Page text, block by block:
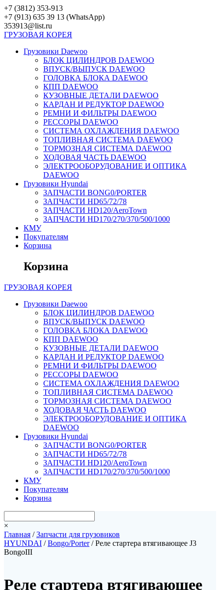
Перейти
к
контенту
+7 (3812) 353-913
+7 (913) 635 39 13 (WhatsApp)
353913@list.ru
ГРУЗОВАЯ КОРЕЯ
Грузовики Daewoo
БЛОК ЦИЛИНДРОВ DAEWOO
ВПУСК/ВЫПУСК DAEWOO
ГОЛОВКА БЛОКА DAEWOO
КПП DAEWOO
КУЗОВНЫЕ ДЕТАЛИ DAEWOO
КАРДАН И РЕДУКТОР DAEWOO
РЕМНИ И ФИЛЬТРЫ DAEWOO
РЕССОРЫ DAEWOO
СИСТЕМА ОХЛАЖДЕНИЯ DAEWOO
ТОПЛИВНАЯ СИСТЕМА DAEWOO
ТОРМОЗНАЯ СИСТЕМА DAEWOO
ХОДОВАЯ ЧАСТЬ DAEWOO
ЭЛЕКТРООБОРУДОВАНИЕ И ОПТИКА
DAEWOO
Грузовики Hyundai
ЗАПЧАСТИ BONG0/PORTER
ЗАПЧАСТИ HD65/72/78
ЗАПЧАСТИ HD120/AeroTown
ЗАПЧАСТИ HD170/270/370/500/1000
КМУ
Покупателям
Корзина
Корзина
ГРУЗОВАЯ КОРЕЯ
Грузовики Daewoo
БЛОК ЦИЛИНДРОВ DAEWOO
ВПУСК/ВЫПУСК DAEWOO
ГОЛОВКА БЛОКА DAEWOO
КПП DAEWOO
КУЗОВНЫЕ ДЕТАЛИ DAEWOO
КАРДАН И РЕДУКТОР DAEWOO
РЕМНИ И ФИЛЬТРЫ DAEWOO
РЕССОРЫ DAEWOO
СИСТЕМА ОХЛАЖДЕНИЯ DAEWOO
ТОПЛИВНАЯ СИСТЕМА DAEWOO
ТОРМОЗНАЯ СИСТЕМА DAEWOO
ХОДОВАЯ ЧАСТЬ DAEWOO
ЭЛЕКТРООБОРУДОВАНИЕ И ОПТИКА
DAEWOO
Грузовики Hyundai
ЗАПЧАСТИ BONG0/PORTER
ЗАПЧАСТИ HD65/72/78
ЗАПЧАСТИ HD120/AeroTown
ЗАПЧАСТИ HD170/270/370/500/1000
КМУ
Покупателям
Корзина
×
Главная /Запчасти для грузовиков
HYUNDAI /Bongo/Porter/ Реле стартера втягивающее J3
BongoIII
Реле стартера втягивающее